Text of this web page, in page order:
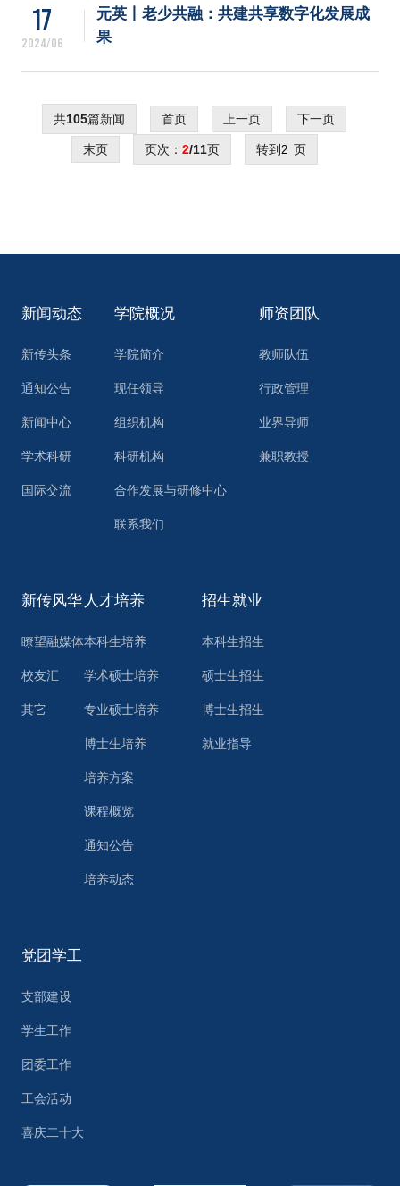
17
2024/06
元英丨老少共融：共建共享数字化发展成
果
共105篇新闻 首页 上一页 下一页
末页 页次： 2/11页 转到 页
新闻动态
新传头条
通知公告
新闻中心
学术科研
国际交流
学院概况
学院简介
现任领导
组织机构
科研机构
合作发展与研修中心
联系我们
师资团队
教师队伍
行政管理
业界导师
兼职教授
新传风华
瞭望融媒体
校友汇
其它
人才培养
本科生培养
学术硕士培养
专业硕士培养
博士生培养
培养方案
课程概览
通知公告
培养动态
招生就业
本科生招生
硕士生招生
博士生招生
就业指导
党团学工
支部建设
学生工作
团委工作
工会活动
喜庆二十大